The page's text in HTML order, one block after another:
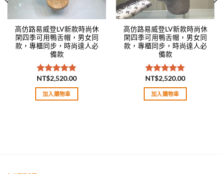
高仿路易威登LV新款時尚休
閑四季可用鴨舌帽，男女同
款，專櫃同步，時尚達人必
備款
評分5.00
滿分 5
NT$2,520.00
加入購物車
高仿路易威登LV新款時尚休
閑四季可用鴨舌帽，男女同
款，專櫃同步，時尚達人必
備款
評分5.00
滿分 5
NT$2,520.00
加入購物車